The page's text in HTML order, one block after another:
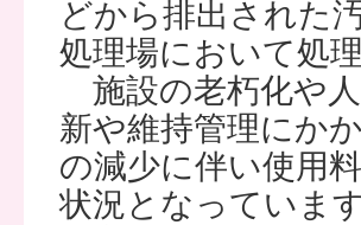
どから排出された
処理場において処
施設の老朽化や
新や維持管理にか
の減少に伴い使用
状況となっています